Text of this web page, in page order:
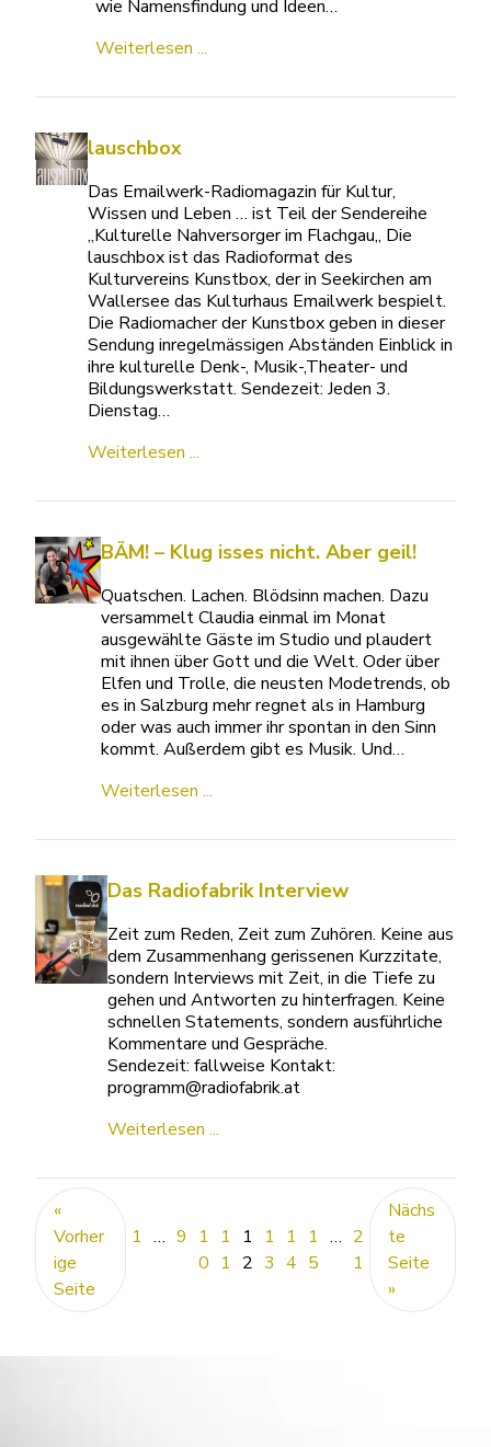
wie Namensfindung und Ideen…
Weiterlesen ...
lauschbox
Das Emailwerk-Radiomagazin für Kultur,
Wissen und Leben … ist Teil der Sendereihe
„Kulturelle Nahversorger im Flachgau„ Die
lauschbox ist das Radioformat des
Kulturvereins Kunstbox, der in Seekirchen am
Wallersee das Kulturhaus Emailwerk bespielt.
Die Radiomacher der Kunstbox geben in dieser
Sendung inregelmässigen Abständen Einblick in
ihre kulturelle Denk-, Musik-,Theater- und
Bildungswerkstatt. Sendezeit: Jeden 3.
Dienstag…
Weiterlesen ...
BÄM! – Klug isses nicht. Aber geil!
Quatschen. Lachen. Blödsinn machen. Dazu
versammelt Claudia einmal im Monat
ausgewählte Gäste im Studio und plaudert
mit ihnen über Gott und die Welt. Oder über
Elfen und Trolle, die neusten Modetrends, ob
es in Salzburg mehr regnet als in Hamburg
oder was auch immer ihr spontan in den Sinn
kommt. Außerdem gibt es Musik. Und…
Weiterlesen ...
Das Radiofabrik Interview
Zeit zum Reden, Zeit zum Zuhören. Keine aus
dem Zusammenhang gerissenen Kurzzitate,
sondern Interviews mit Zeit, in die Tiefe zu
gehen und Antworten zu hinterfragen. Keine
schnellen Statements, sondern ausführliche
Kommentare und Gespräche.
Sendezeit: fallweise Kontakt:
programm@radiofabrik.at
Weiterlesen ...
«
Vorher
ige
Seite
1 … 9
1
0
1
1
1
2
1
3
1
4
1
5
… 2
1
Nächs
te
Seite
»